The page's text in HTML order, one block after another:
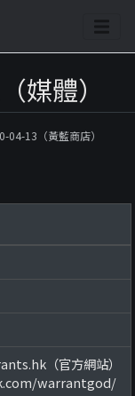
媒體）
04-13（黃藍商店）
（官方網站）
warrantgod/